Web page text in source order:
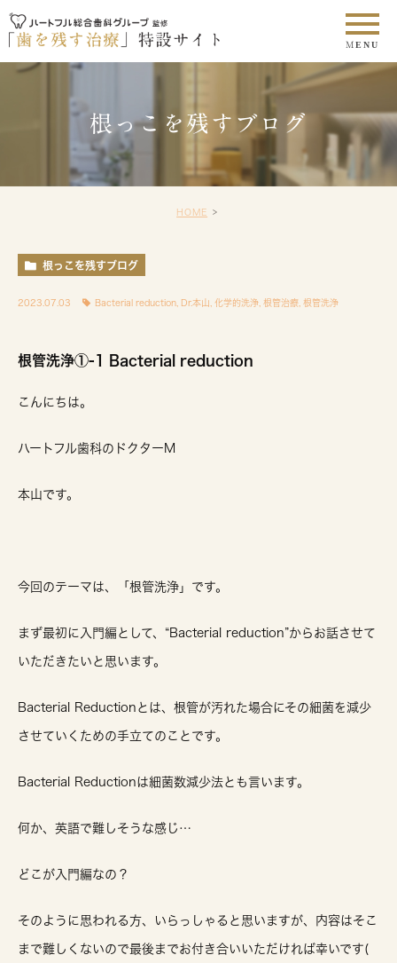
根っこを残すブログ
HOME
根っこを残すブログ
2023.07.03 Bacterial reduction Dr.本山 化学的洗浄 根管治療 根管洗浄
根管洗浄①-1 Bacterial reduction
こんにちは。
ハートフル歯科のドクターM
本山です。
今回のテーマは、 「根管洗浄」 です。
まず最初に入門編として、“Bacterial reduction”からお話させて
いただきたいと思います。
Bacterial Reductionとは、根管が汚れた場合にその細菌を減少
させていくための手立てのことです。
Bacterial Reductionは細菌数減少法とも言います。
何か、英語で難しそうな感じ…
どこが入門編なの？
そのように思われる方、いらっしゃると思いますが、内容はそこ
まで難しくないので最後までお付き合いいただければ幸いです(